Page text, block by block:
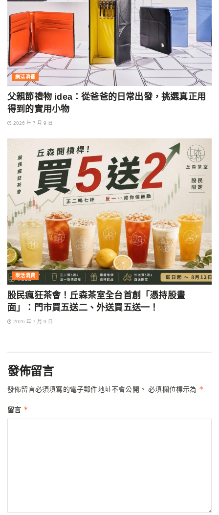
樂活消費
父親節禮物 idea：從爸爸的日常出發，挑選真正用
得到的實用小物
2026 年 7 月 9 日
樂活消費
股民瘋狂茶會！丘森茶室全台首創「憑持股畫
面」：門市買五送二、外送買五送一！
2026 年 7 月 9 日
發佈留言
發佈留言必須填寫的電子郵件地址不會公開。 必填欄位標示為 *
留言 *